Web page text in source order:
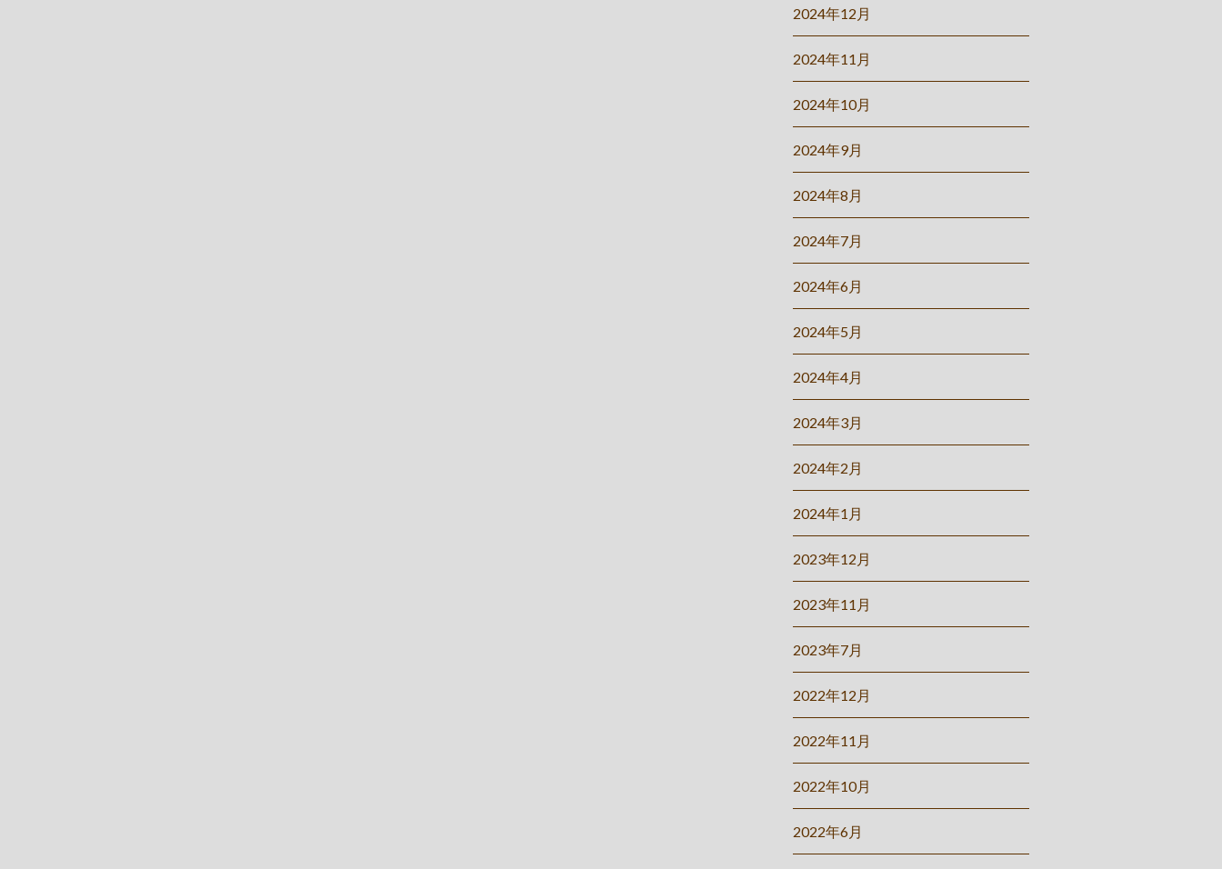
2024年12月
2024年11月
2024年10月
2024年9月
2024年8月
2024年7月
2024年6月
2024年5月
2024年4月
2024年3月
2024年2月
2024年1月
2023年12月
2023年11月
2023年7月
2022年12月
2022年11月
2022年10月
2022年6月